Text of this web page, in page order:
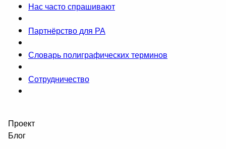
Нас часто спрашивают
Партнёрство для РА
Словарь полиграфических терминов
Сотрудничество
Проект
Блог